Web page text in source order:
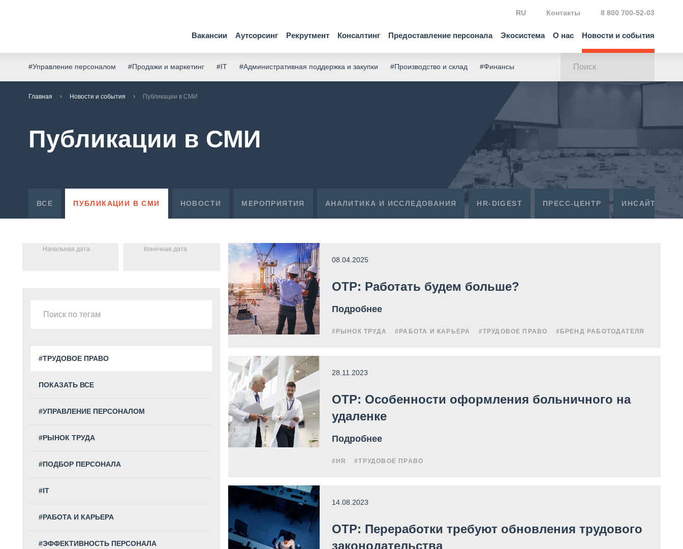
Вакансии Аутсорсинг Рекрутмент Консалтинг Предоставление персонала Экосистема О нас Новости и события
RU Контакты 8 800 700-52-03
#Управление персоналом #Продажи и маркетинг #IT #Административная поддержка и закупки #Производство и склад #Финансы
Главная Новости и события Публикации в СМИ
Публикации в СМИ
ВСЕ ПУБЛИКАЦИИ В СМИ НОВОСТИ МЕРОПРИЯТИЯ АНАЛИТИКА И ИССЛЕДОВАНИЯ HR-DIGEST ПРЕСС-ЦЕНТР ИНСАЙТЫ
Начальная дата Конечная дата
#ТРУДОВОЕ ПРАВО
ПОКАЗАТЬ ВСЕ
#УПРАВЛЕНИЕ ПЕРСОНАЛОМ
#РЫНОК ТРУДА
#ПОДБОР ПЕРСОНАЛА
#IT
#РАБОТА И КАРЬЕРА
#ЭФФЕКТИВНОСТЬ ПЕРСОНАЛА
08.04.2025
ОТР: Работать будем больше?
Подробнее
#РЫНОК ТРУДА #РАБОТА И КАРЬЕРА #ТРУДОВОЕ ПРАВО #БРЕНД РАБОТОДАТЕЛЯ
28.11.2023
ОТР: Особенности оформления больничного на
удаленке
Подробнее
#HR #ТРУДОВОЕ ПРАВО
14.08.2023
ОТР: Переработки требуют обновления трудового
законодательства